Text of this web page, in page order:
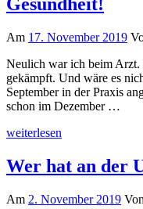
Gesundheit!
Am 17. November 2019
Neulich war ich beim Arzt.
gekämpft. Und wäre es
September in der Praxis
schon im Dezember …
weiterlesen
Wer hat an der
Am 2. November 2019 Von